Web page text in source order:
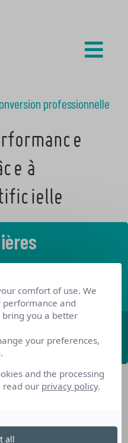
professionnelle
à
de notre blog
VOUS
comfort of use. We
and
you a better
your preferences,
and the processing
read our privacy policy.
all